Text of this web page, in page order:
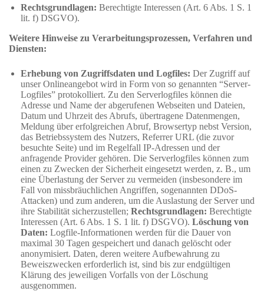
Rechtsgrundlagen: Berechtigte Interessen (Art. 6 Abs. 1 S. 1
lit. f) DSGVO).
Weitere Hinweise zu Verarbeitungsprozessen, Verfahren und
Diensten:
Erhebung von Zugriffsdaten und Logfiles: Der Zugriff auf
unser Onlineangebot wird in Form von so genannten “Server-
Logfiles” protokolliert. Zu den Serverlogfiles können die
Adresse und Name der abgerufenen Webseiten und Dateien,
Datum und Uhrzeit des Abrufs, übertragene Datenmengen,
Meldung über erfolgreichen Abruf, Browsertyp nebst Version,
das Betriebssystem des Nutzers, Referrer URL (die zuvor
besuchte Seite) und im Regelfall IP-Adressen und der
anfragende Provider gehören. Die Serverlogfiles können zum
einen zu Zwecken der Sicherheit eingesetzt werden, z. B., um
eine Überlastung der Server zu vermeiden (insbesondere im
Fall von missbräuchlichen Angriffen, sogenannten DDoS-
Attacken) und zum anderen, um die Auslastung der Server und
ihre Stabilität sicherzustellen; Rechtsgrundlagen: Berechtigte
Interessen (Art. 6 Abs. 1 S. 1 lit. f) DSGVO). Löschung von
Daten: Logfile-Informationen werden für die Dauer von
maximal 30 Tagen gespeichert und danach gelöscht oder
anonymisiert. Daten, deren weitere Aufbewahrung zu
Beweiszwecken erforderlich ist, sind bis zur endgültigen
Klärung des jeweiligen Vorfalls von der Löschung
ausgenommen.